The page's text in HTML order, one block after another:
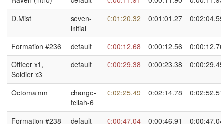
D.Mist
seven-
initial
0:01:20.32 0:01:01.27
Formation #236 default 0:00:12.68 0:00:12.56
Officer x1,
Soldier x3
default 0:00:29.38 0:00:23.38
Octomamm
change-
tellah-6
0:02:25.49 0:02:14.78
Formation #238 default 0:00:47.04 0:00:46.91